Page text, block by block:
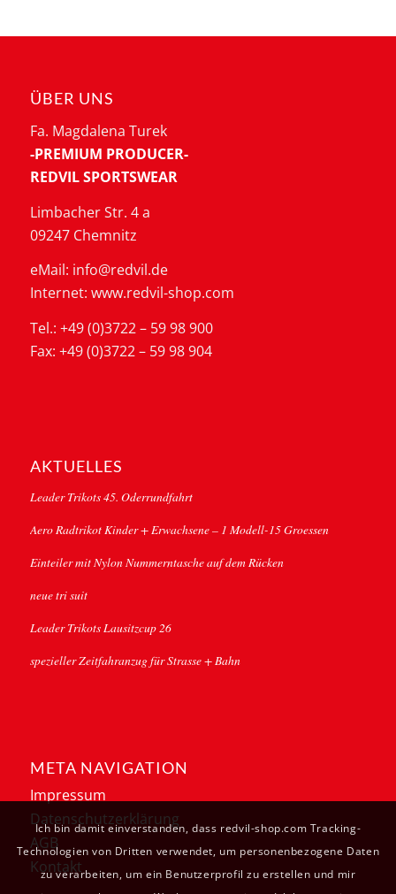
ÜBER UNS
Fa. Magdalena Turek
-PREMIUM PRODUCER-
REDVIL SPORTSWEAR
Limbacher Str. 4 a
09247 Chemnitz
eMail: info@redvil.de
Internet: www.redvil-shop.com
Tel.: +49 (0)3722 – 59 98 900
Fax: +49 (0)3722 – 59 98 904
AKTUELLES
Leader Trikots 45. Oderrundfahrt
Aero Radtrikot Kinder + Erwachsene – 1 Modell-15 Groessen
Einteiler mit Nylon Nummerntasche auf dem Rücken
neue tri suit
Leader Trikots Lausitzcup 26
spezieller Zeitfahranzug für Strasse + Bahn
META NAVIGATION
Impressum
Datenschutzerklärung
AGB
Kontakt
Ich bin damit einverstanden, dass redvil-shop.com Tracking-
Technologien von Dritten verwendet, um personenbezogene Daten
zu verarbeiten, um ein Benutzerprofil zu erstellen und mir